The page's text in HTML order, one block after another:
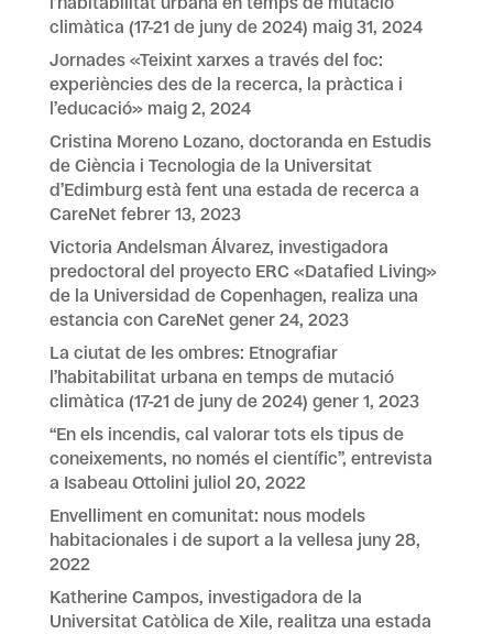
climàtica (17-21 de juny de 2024) maig 31, 2024
Jornades «Teixint xarxes a través del foc:
experiències des de la recerca, la pràctica i
l’educació» maig 2, 2024
Cristina Moreno Lozano, doctoranda en Estudis
de Ciència i Tecnologia de la Universitat
d’Edimburg està fent una estada de recerca a
CareNet febrer 13, 2023
Victoria Andelsman Álvarez, investigadora
predoctoral del proyecto ERC «Datafied Living»
de la Universidad de Copenhagen, realiza una
estancia con CareNet gener 24, 2023
La ciutat de les ombres: Etnografiar
l’habitabilitat urbana en temps de mutació
climàtica (17-21 de juny de 2024) gener 1, 2023
“En els incendis, cal valorar tots els tipus de
coneixements, no només el científic”, entrevista
a Isabeau Ottolini juliol 20, 2022
Envelliment en comunitat: nous models
habitacionales i de suport a la vellesa juny 28,
2022
Katherine Campos, investigadora de la
Universitat Catòlica de Xile, realitza una estada